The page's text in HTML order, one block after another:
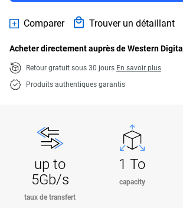
Comparer Trouver un détaillant
Acheter directement auprès de Western Digital
Retour gratuit sous 30 jours En savoir plus
Produits authentiques garantis
up to
5Gb/s
taux de transfert
1 To
capacity